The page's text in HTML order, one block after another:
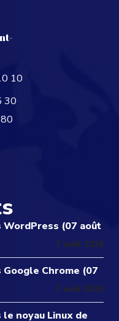
10
(07 août
7 août 2026
Chrome (07
7 août 2026
noyau Linux de